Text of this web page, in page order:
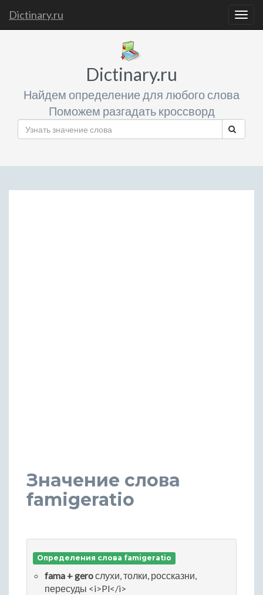
Dictinary.ru
Dictinary.ru
Найдем определение для любого слова
Поможем разгадать кроссворд
Значение слова
famigeratio
Определения слова famigeratio
fama + geroслухи, толки, россказни,
пересуды <i>Pl</i>